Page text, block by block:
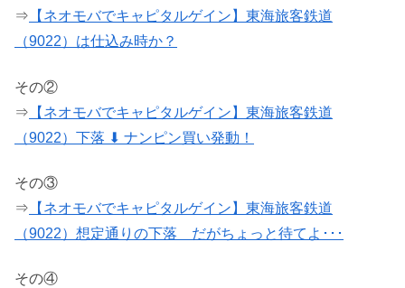
⇒ 【ネオモバでキャピタルゲイン】東海旅客鉄道
（9022）は仕込み時か？
その②
⇒ 【ネオモバでキャピタルゲイン】東海旅客鉄道
（9022）下落 ⬇ ナンピン買い発動！
その③
⇒ 【ネオモバでキャピタルゲイン】東海旅客鉄道
（9022）想定通りの下落 だがちょっと待てよ･･･
その④